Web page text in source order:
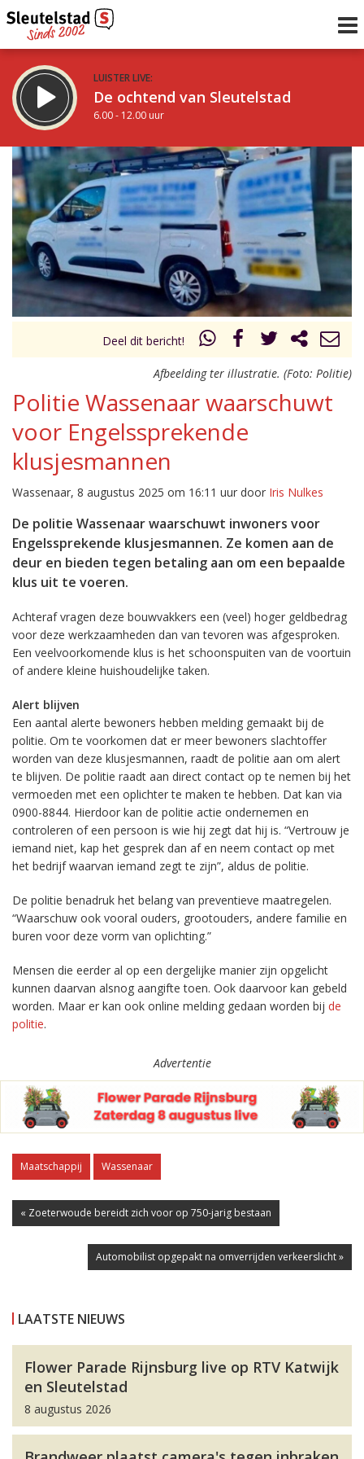
LUISTER LIVE:
De ochtend van Sleutelstad
6.00 - 12.00 uur
STRAKS:
De middag van Sleutelstad
12.00 - 17.00 uur
Vorig uur
uur 1 van 0 Volgend uur
Inklappen
Deel dit bericht!
Afbeelding ter illustratie. (Foto: Politie)
Politie Wassenaar waarschuwt
voor Engelssprekende
klusjesmannen
Wassenaar, 8 augustus 2025 om 16:11 uur door Iris Nulkes
De politie Wassenaar waarschuwt inwoners voor
Engelssprekende klusjesmannen. Ze komen aan de
deur en bieden tegen betaling aan om een bepaalde
klus uit te voeren.
Achteraf vragen deze bouwvakkers een (veel) hoger geldbedrag
voor deze werkzaamheden dan van tevoren was afgesproken.
Een veelvoorkomende klus is het schoonspuiten van de voortuin
of andere kleine huishoudelijke taken.
Alert blijven
Een aantal alerte bewoners hebben melding gemaakt bij de
politie. Om te voorkomen dat er meer bewoners slachtoffer
worden van deze klusjesmannen, raadt de politie aan om alert
te blijven. De politie raadt aan direct contact op te nemen bij het
vermoeden met een oplichter te maken te hebben. Dat kan via
0900-8844. Hierdoor kan de politie actie ondernemen en
controleren of een persoon is wie hij zegt dat hij is. “Vertrouw je
iemand niet, kap het gesprek dan af en neem contact op met
het bedrijf waarvan iemand zegt te zijn”, aldus de politie.
De politie benadruk het belang van preventieve maatregelen.
“Waarschuw ook vooral ouders, grootouders, andere familie en
buren voor deze vorm van oplichting.”
Mensen die eerder al op een dergelijke manier zijn opgelicht
kunnen daarvan alsnog aangifte toen. Ook daarvoor kan gebeld
worden. Maar er kan ook online melding gedaan worden bij de
politie.
Advertentie
Maatschappij Wassenaar
« Zoeterwoude bereidt zich voor op 750-jarig bestaan
Automobilist opgepakt na omverrijden verkeerslicht »
LAATSTE NIEUWS
Flower Parade Rijnsburg live op RTV Katwijk
en Sleutelstad
8 augustus 2026